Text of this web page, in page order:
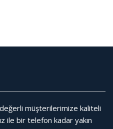
müşterilerimize kaliteli
ile bir telefon kadar yakın